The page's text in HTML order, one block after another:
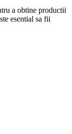
a obtine productii
esential sa fii